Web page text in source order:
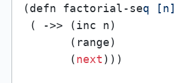
(defn factorial-seq [n]
( ->> (inc n)
       (range)
       (
next )))